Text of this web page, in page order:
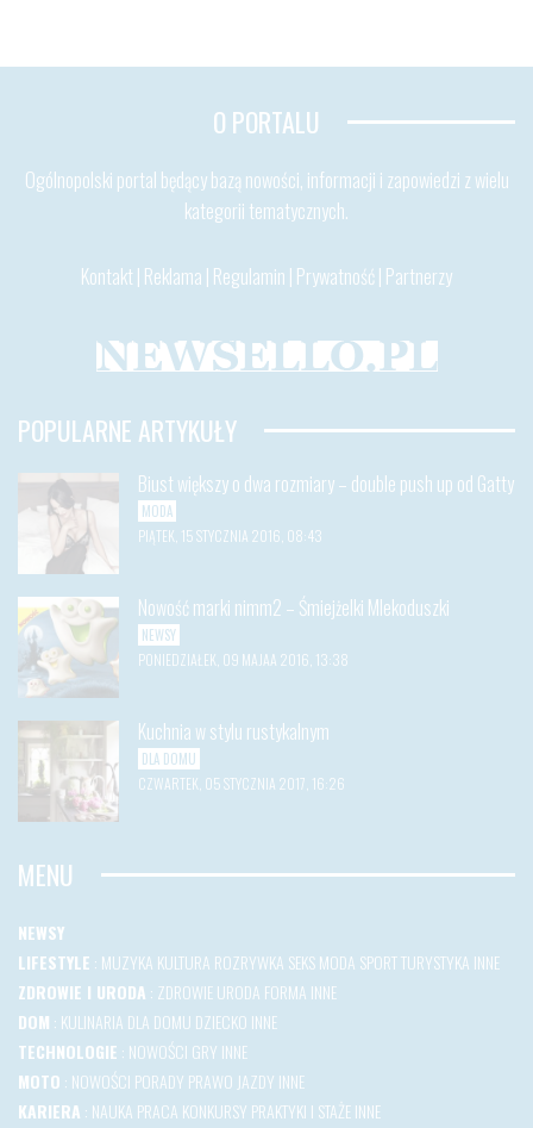
O PORTALU
Ogólnopolski portal będący bazą nowości, informacji i zapowiedzi z wielu
kategorii tematycznych.
Kontakt | Reklama | Regulamin | Prywatność| Partnerzy
POPULARNE ARTYKUŁY
Biust większy o dwa rozmiary – double push up od Gatty
MODA
PIĄTEK, 15 STYCZNIA 2016, 08:43
Nowość marki nimm2 – Śmiejżelki Mlekoduszki
NEWSY
PONIEDZIAŁEK, 09 MAJAA 2016, 13:38
Kuchnia w stylu rustykalnym
DLA DOMU
CZWARTEK, 05 STYCZNIA 2017, 16:26
MENU
NEWSY
LIFESTYLE : MUZYKA KULTURA ROZRYWKA SEKSMODA SPORTTURYSTYKA INNE
ZDROWIE I URODA : ZDROWIEURODA FORMA INNE
DOM : KULINARIA DLA DOMU DZIECKO INNE
TECHNOLOGIE : NOWOŚCI GRY INNE
MOTO : NOWOŚCI PORADY PRAWO JAZDY INNE
KARIERA : NAUKA PRACA KONKURSY PRAKTYKI I STAŻEINNE